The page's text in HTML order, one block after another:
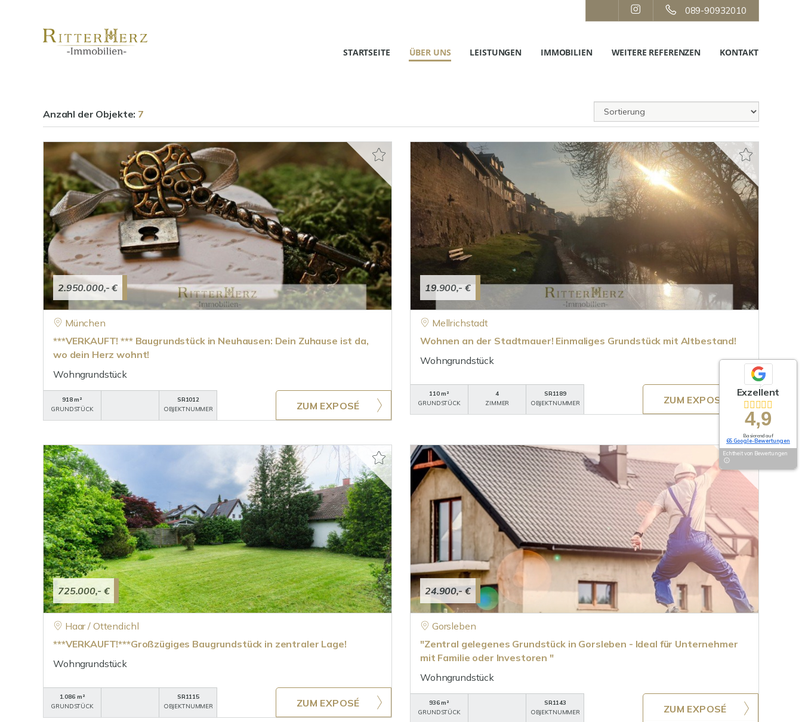
089-90932010
STARTSEITE ÜBER UNS LEISTUNGEN IMMOBILIEN WEITERE REFERENZEN KONTAKT
Anzahl der Objekte: 7
2.950.000,- €
München
***VERKAUFT! *** Baugrundstück in Neuhausen: Dein Zuhause ist da,
wo dein Herz wohnt!
Wohngrundstück
918 m²
GRUNDSTÜCK
SR1012
OBJEKTNUMMER
ZUM EXPOSÉ
19.900,- €
Mellrichstadt
Wohnen an der Stadtmauer! Einmaliges Grundstück mit Altbestand!
Wohngrundstück
110 m²
GRUNDSTÜCK
4
ZIMMER
SR1189
OBJEKTNUMMER
ZUM EXPOSÉ
725.000,- €
Haar / Ottendichl
***VERKAUFT!***Großzügiges Baugrundstück in zentraler Lage!
Wohngrundstück
1.086 m²
GRUNDSTÜCK
SR1115
OBJEKTNUMMER
ZUM EXPOSÉ
24.900,- €
Gorsleben
"Zentral gelegenes Grundstück in Gorsleben - Ideal für Unternehmer
mit Familie oder Investoren "
Wohngrundstück
936 m²
GRUNDSTÜCK
SR1143
OBJEKTNUMMER
ZUM EXPOSÉ
Exzellent
4,9
Basierend auf
65 Google-Bewertungen
Echtheit von Bewertungen